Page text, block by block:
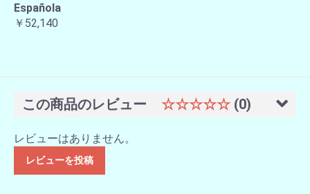
Española
￥52,140
この商品のレビュー ☆☆☆☆☆ (0)
レビューはありません。
レビューを投稿